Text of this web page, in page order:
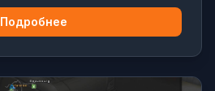
Подробнее